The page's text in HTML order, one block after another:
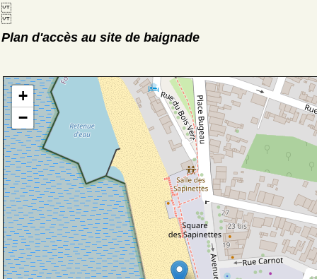
Plan d'accès au site de baignade
+
−